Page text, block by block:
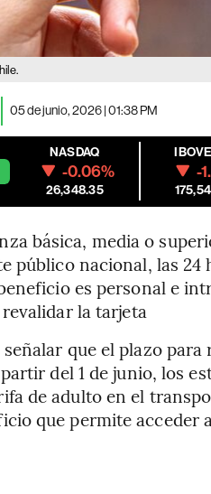
05 de junio, 2026 | 01:38 PM
NASDAQ
-0.06%
26,348.35
-
básica, media o
público nacional, las
es personal e
la tarjeta
que el plazo
del 1 de junio, los
de adulto en el
que permite acceder